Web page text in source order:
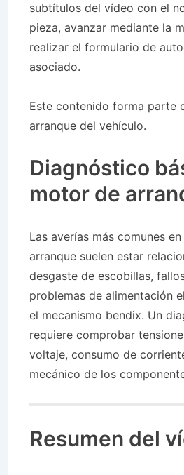
subtítulos del vídeo con el
pieza, avanzar mediante la
realizar el formulario de
asociado.
Este contenido forma parte
arranque del vehículo.
Diagnóstico
motor de
Las averías más comunes
arranque suelen estar
desgaste de escobillas,
problemas de alimentación
el mecanismo bendix. Un
requiere comprobar
voltaje, consumo de
mecánico de los
Resumen del